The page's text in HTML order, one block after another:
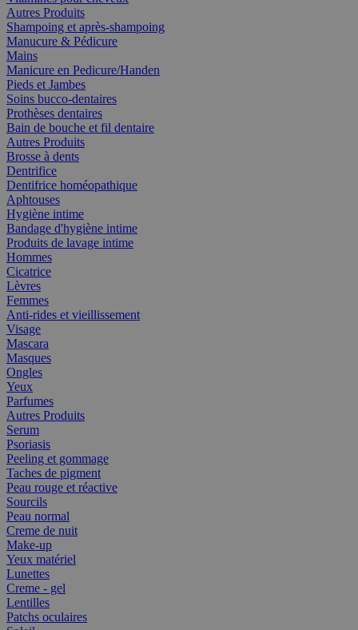
Autres Produits
Shampoing et après-shampoing
Manucure & Pédicure
Mains
Manicure en Pedicure/Handen
Pieds et Jambes
Soins bucco-dentaires
Prothèses dentaires
Bain de bouche et fil dentaire
Autres Produits
Brosse à dents
Dentrifice
Dentifrice homéopathique
Aphtouses
Hygiène intime
Bandage d'hygiène intime
Produits de lavage intime
Hommes
Cicatrice
Lèvres
Femmes
Anti-rides et vieillissement
Visage
Mascara
Masques
Ongles
Yeux
Parfumes
Autres Produits
Serum
Psoriasis
Peeling et gommage
Taches de pigment
Peau rouge et réactive
Sourcils
Peau normal
Creme de nuit
Make-up
Yeux matériel
Lunettes
Creme - gel
Lentilles
Patchs oculaires